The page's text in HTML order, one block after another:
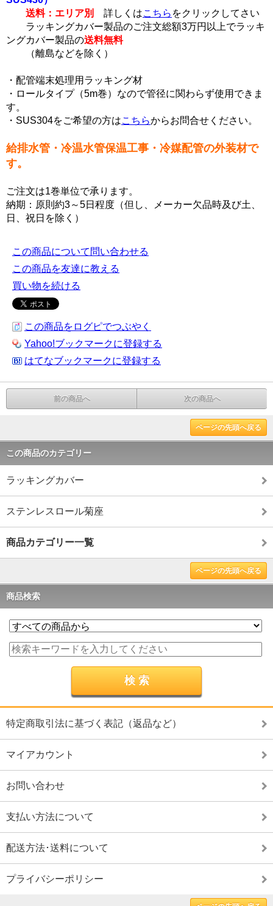
送料：エリア別
詳しくはこちら をクリックしてさい
ラッキングカバー製品のご注文総額3万円以上でラッキ
ングカバー製品の送料無料
（離島などを除く）
・配管端末処理用ラッキング材
・ロールタイプ（5m巻）なので管径に関わらず使用できま
す。
・SUS304をご希望の方はこちらからお問合せください。
給排水管・冷温水管保温工事・冷媒配管の外装材で
す。
ご注文は1巻単位で承ります。
納期：原則約3～5日程度（但し、メーカー欠品時及び土、
日、祝日を除く）
この商品について問い合わせる
この商品を友達に教える
買い物を続ける
この商品をログピでつぶやく
Yahoo!ブックマークに登録する
はてなブックマークに登録する
前の商品へ 次の商品へ
ページの先頭へ戻る
この商品のカテゴリー
ラッキングカバー
ステンレスロール菊座
商品カテゴリー一覧
ページの先頭へ戻る
商品検索
特定商取引法に基づく表記（返品など）
マイアカウント
お問い合わせ
支払い方法について
配送方法･送料について
プライバシーポリシー